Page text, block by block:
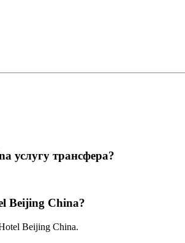
услугу трансфера?
Beijing China?
Beijing China.